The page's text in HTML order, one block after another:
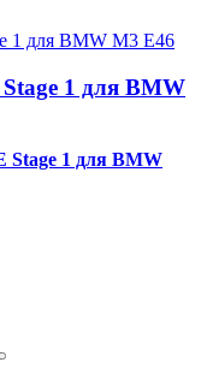
1 для BMW
Stage 1 для BMW